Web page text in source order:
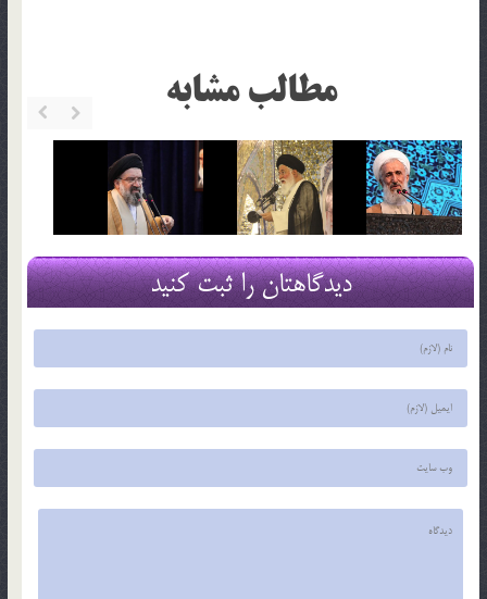
مطالب مشابه
دیدگاهتان را ثبت کنید